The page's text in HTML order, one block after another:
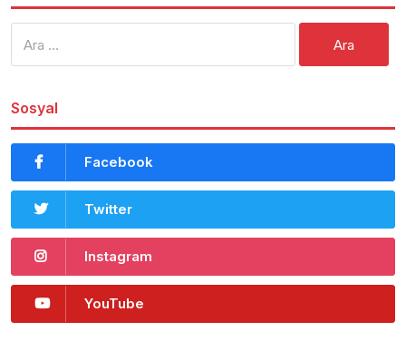
Sosyal
Facebook
Twitter
Instagram
YouTube